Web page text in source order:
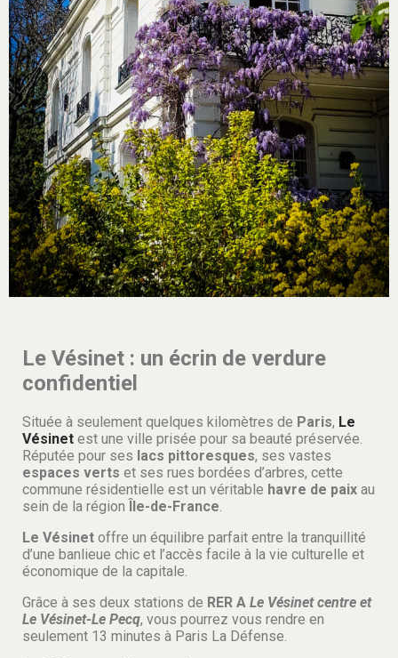
Le Vésinet : un écrin de verdure
confidentiel
Située à seulement quelques kilomètres de Paris, Le
Vésinet est une ville prisée pour sa beauté préservée.
Réputée pour ses lacs pittoresques, ses vastes
espaces verts et ses rues bordées d’arbres, cette
commune résidentielle est un véritable havre de paix au
sein de la région Île-de-France.
Le Vésinet offre un équilibre parfait entre la tranquillité
d’une banlieue chic et l’accès facile à la vie culturelle et
économique de la capitale.
Grâce à ses deux stations de RER A Le Vésinet centre et
Le Vésinet-Le Pecq, vous pourrez vous rendre en
seulement 13 minutes à Paris La Défense.